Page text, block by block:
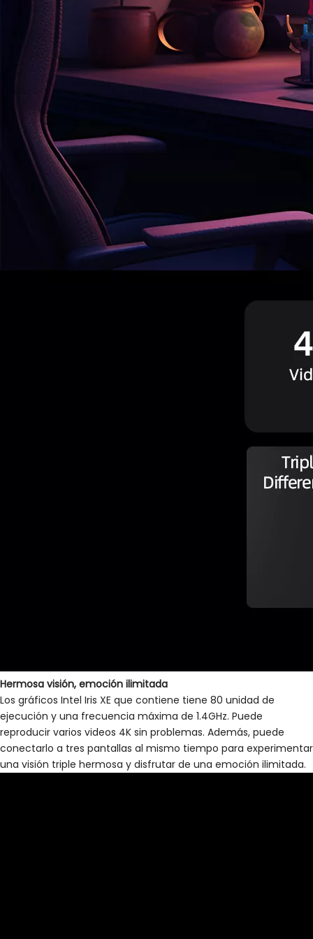
Hermosa visión, emoción ilimitada
Los gráficos Intel Iris XE que contiene tiene 80 unidad de
ejecución y una frecuencia máxima de 1.4GHz. Puede
reproducir varios videos 4K sin problemas. Además, puede
conectarlo a tres pantallas al mismo tiempo para experimentar
una visión triple hermosa y disfrutar de una emoción ilimitada.